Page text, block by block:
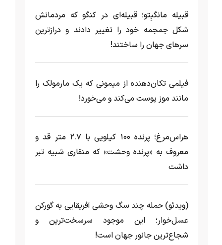
قبیله مانگبِتو؛ قبیله‌ای در کنگو که مردمانش
شکل جمجمه خود را تغییر دادند و درازترین
سرهای جهان را ساختند!
فیلمی تکان‌دهنده از میمونی که یک مارمولک را
مانند موز پوست می‌کند و می‌خورد!
هراس‌مرغ؛ پرنده ۱۰۰ کیلویی با ۲.۷ متر قد و
معروف به «پرنده وحشت» که منقاری شبیه تبر
داشت
(ویدئو) حمله چند سگ وحشی آفریقایی به گورکن
عسل‌خوار؛ این موجود سرسخت‌ترین و
شجاع‌ترین جانور جهان است!